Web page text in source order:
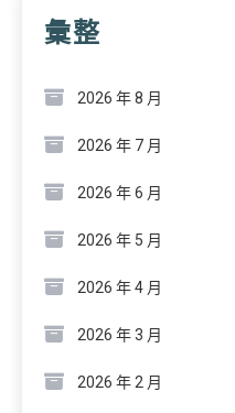
彙整
2026 年 8 月
2026 年 7 月
2026 年 6 月
2026 年 5 月
2026 年 4 月
2026 年 3 月
2026 年 2 月